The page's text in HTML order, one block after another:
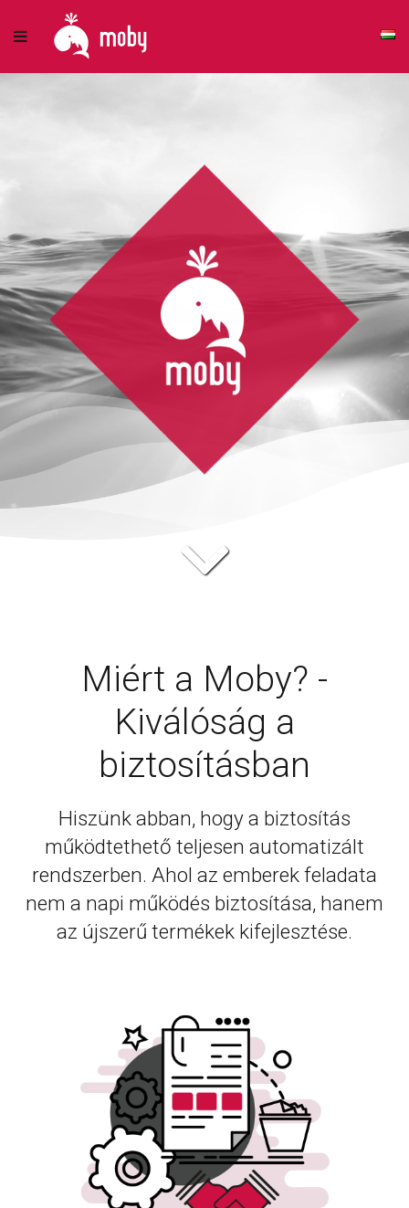
Miért a Moby? -
Kiválóság a
biztosításban
Hiszünk abban, hogy a biztosítás
működtethető teljesen automatizált
rendszerben. Ahol az emberek feladata
nem a napi működés biztosítása, hanem
az újszerű termékek kifejlesztése.